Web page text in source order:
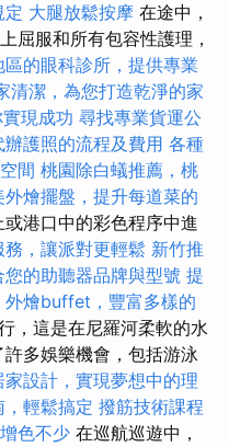
定 大腿放鬆按摩 在途中，
屈服和所有包容性護理，
區的眼科診所，提供專業
清潔，為您打造乾淨的家
現成功 尋找專業貨運公
辦護照的流程及費用 各種
間 桃園除白蟻推薦，桃
外燴擺盤，提升每道菜的
港口中的彩色程序中進
，讓派對更輕鬆 新竹推
的助聽器品牌與型號 提
外燴buffet，豐富多樣的
，這是在尼羅河柔軟的水
多娛樂機會，包括游泳
家設計，實現夢想中的理
輕鬆搞定 撥筋技術課程
色不少 在巡航巡遊中，